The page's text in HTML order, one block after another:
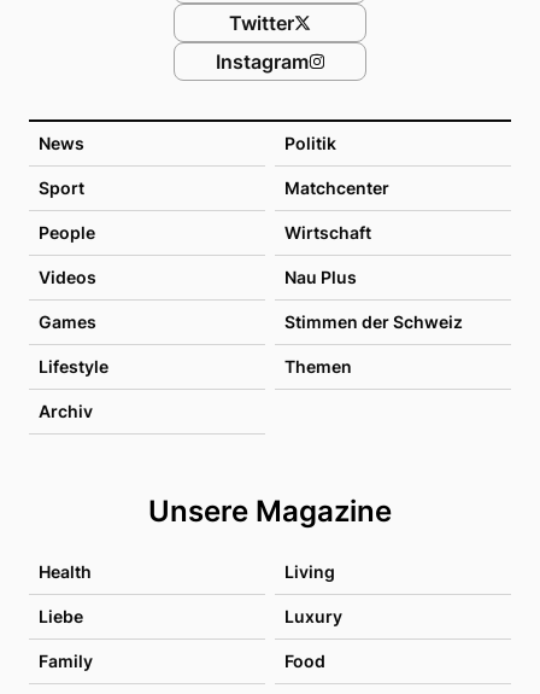
News Politik
Sport Matchcenter
People Wirtschaft
Videos Nau Plus
Games Stimmen der Schweiz
Lifestyle Themen
Archiv
Unsere Magazine
Health Living
Liebe Luxury
Family Food
Twitter
Instagram